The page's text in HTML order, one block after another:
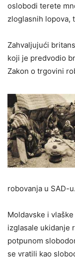
oslobodi terete
zloglasnih lopova,
Zahvaljujući
koji je predvodio
Zakon o trgovini
robovanja u SAD-u.
Moldavske i
izglasale ukidanje
potpunom
se vratili kao